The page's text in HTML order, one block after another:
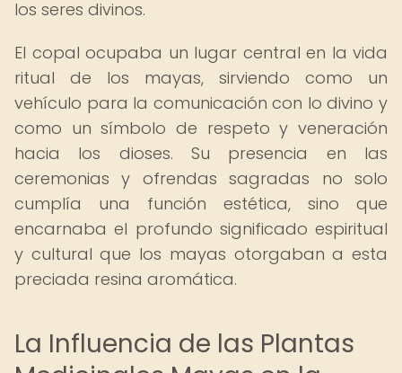
los seres divinos.
El copal ocupaba un lugar central en la vida
ritual de los mayas, sirviendo como un
vehículo para la comunicación con lo divino y
como un símbolo de respeto y veneración
hacia los dioses. Su presencia en las
ceremonias y ofrendas sagradas no solo
cumplía una función estética, sino que
encarnaba el profundo significado espiritual
y cultural que los mayas otorgaban a esta
preciada resina aromática.
La Influencia de las Plantas